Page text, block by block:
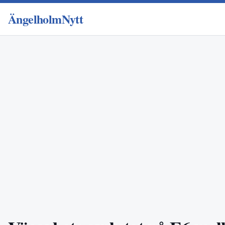
ÄngelholmNytt